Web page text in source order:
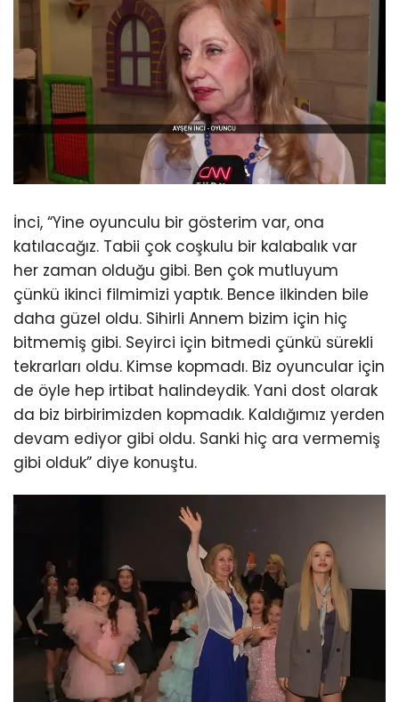
İnci, “Yine oyunculu bir gösterim var, ona
katılacağız. Tabii çok coşkulu bir kalabalık var
her zaman olduğu gibi. Ben çok mutluyum
çünkü ikinci filmimizi yaptık. Bence ilkinden bile
daha güzel oldu. Sihirli Annem bizim için hiç
bitmemiş gibi. Seyirci için bitmedi çünkü sürekli
tekrarları oldu. Kimse kopmadı. Biz oyuncular için
de öyle hep irtibat halindeydik. Yani dost olarak
da biz birbirimizden kopmadık. Kaldığımız yerden
devam ediyor gibi oldu. Sanki hiç ara vermemiş
gibi olduk” diye konuştu.